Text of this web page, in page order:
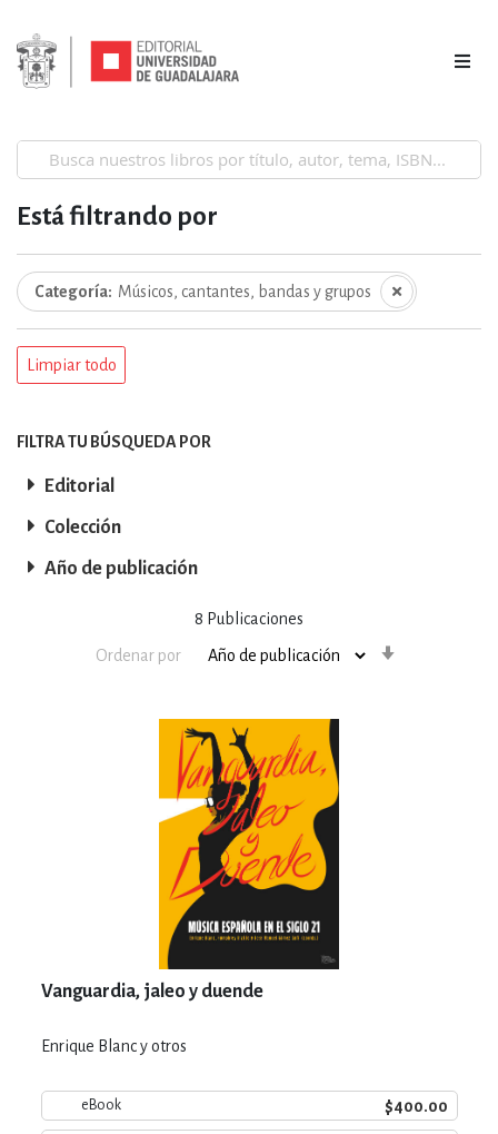
8 Publicaciones
Ordenar por
Vanguardia, jaleo y duende
Enrique Blanc y otros
eBook $400.00
Está filtrando por
Categoría Músicos, cantantes, bandas y grupos
Limpiar todo
FILTRA TU BÚSQUEDA POR
Editorial
Colección
Año de publicación